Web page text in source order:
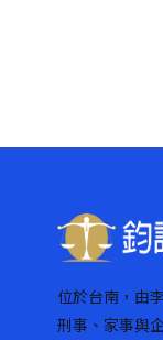
位於台南，由
刑事、家事與